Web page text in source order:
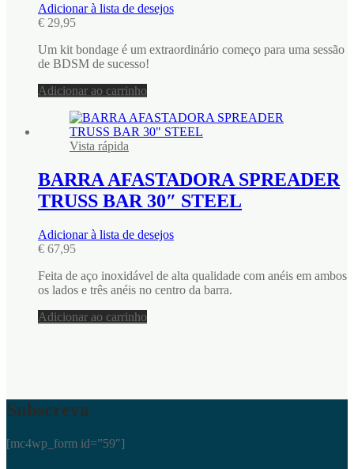
Adicionar à lista de desejos
€ 29,95
Um kit bondage é um extraordinário começo para uma sessão
de BDSM de sucesso!
Adicionar ao carrinho
Vista rápida
BARRA AFASTADORA SPREADER
TRUSS BAR 30″ STEEL
Adicionar à lista de desejos
€ 67,95
Feita de aço inoxidável de alta qualidade com anéis em ambos
os lados e três anéis no centro da barra.
Adicionar ao carrinho
Subscreva
[mc4wp_form id=”59″]